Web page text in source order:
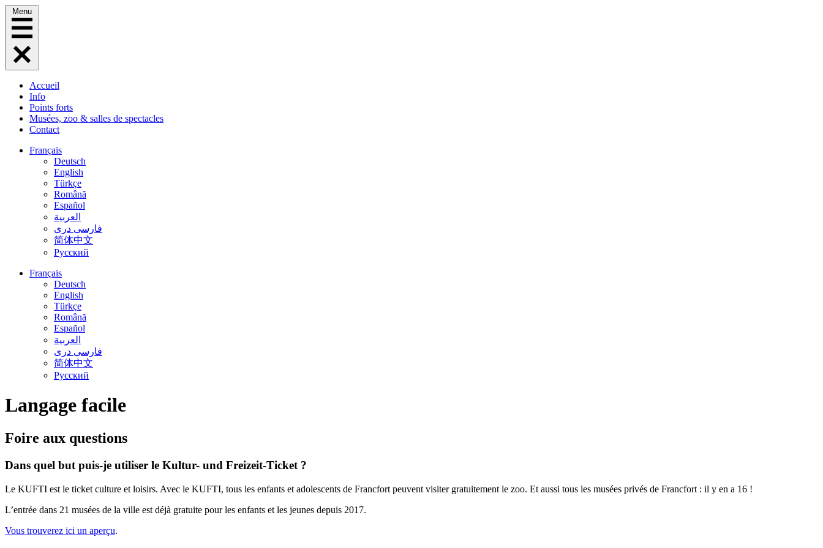
Menu
Accueil
Info
Points forts
Musées, zoo & salles de spectacles
Contact
Français
Deutsch
English
Türkçe
Română
Español
العربية
فارسی دری
简体中文
Русский
Français
Deutsch
English
Türkçe
Română
Español
العربية
فارسی دری
简体中文
Русский
Langage facile
Foire aux questions
Dans quel but puis-je utiliser le Kultur- und Freizeit-Ticket ?
Le KUFTI est le ticket culture et loisirs. Avec le KUFTI, tous les enfants et adolescents de Francfort peuvent visiter gratuitement le zoo. Et aussi tous les musées privés de Francfort : il y en a 16 !
L’entrée dans 21 musées de la ville est déjà gratuite pour les enfants et les jeunes depuis 2017.
Vous trouverez ici un aperçu.